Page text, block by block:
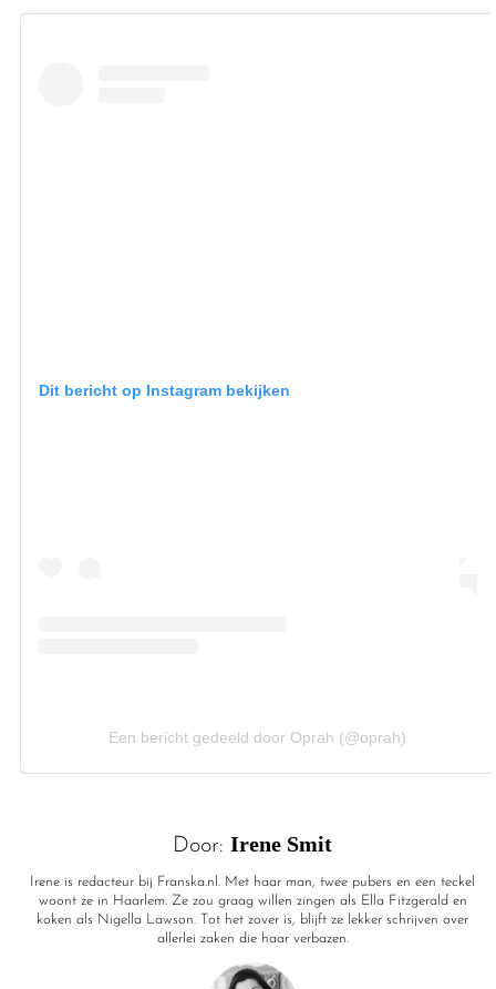
Dit bericht op Instagram bekijken
Een bericht gedeeld door Oprah (@oprah)
Door:Irene Smit
Irene is redacteur bij Franska.nl. Met haar man, twee pubers en een teckel
woont ze in Haarlem. Ze zou graag willen zingen als Ella Fitzgerald en
koken als Nigella Lawson. Tot het zover is, blijft ze lekker schrijven over
allerlei zaken die haar verbazen.